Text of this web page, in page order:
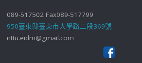
089-517502 Fax089-517799
950臺東縣臺東市大學路二段369號
nttu.eidm@gmail.com